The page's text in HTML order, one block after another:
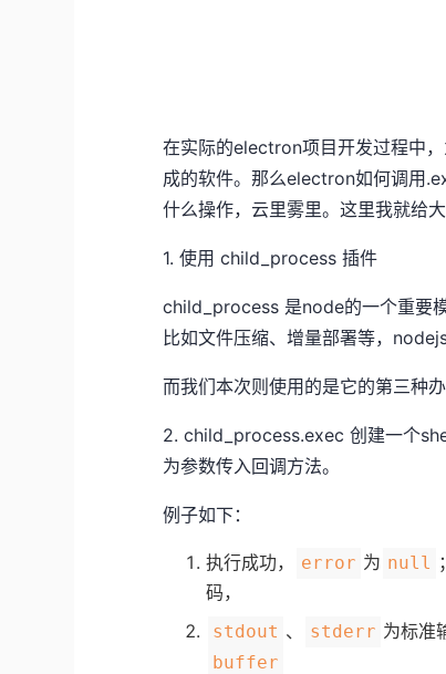
在实际的electron项目开发过程中
成的软件。那么electron如何调用
什么操作，云里雾里。这里我就给
1. 使用 child_process 插件
child_process 是node的一个重要
比如文件压缩、增量部署等，
而我们本次则使用的是它的第三种
2. child_process.exec 创建一个
为参数传入回调方法。
例子如下：
执行成功， error 为 null
码，
stdout 、 stderr 为标准
buffer